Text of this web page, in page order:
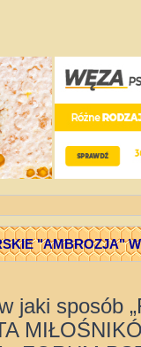
"AMBROZJA"
jaki sposób